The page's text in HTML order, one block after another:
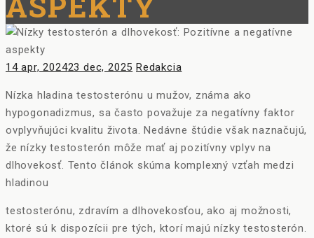
Posted
14 apr, 202423 dec, 2025 Author
Redakcia
Nízka hladina testosterónu u mužov, známa ako
hypogonadizmus, sa často považuje za negatívny faktor
ovplyvňujúci kvalitu života. Nedávne štúdie však naznačujú,
že nízky testosterón môže mať aj pozitívny vplyv na
dlhovekosť. Tento článok skúma komplexný vzťah medzi
hladinou
testosterónu, zdravím a dlhovekosťou, ako aj možnosti,
ktoré sú k dispozícii pre tých, ktorí majú nízky testosterón.